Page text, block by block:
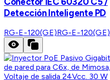
Detección Inteligente PD
RG-E-120(GE)RG-E-120(GE)